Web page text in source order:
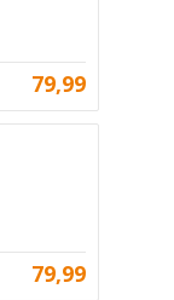
79,99
79,99